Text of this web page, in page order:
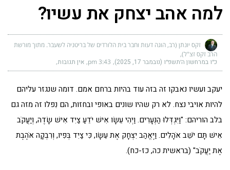
למה אהב יצחק את עשיו?
זקס יונתן (רב, הוגה דעות וחבר בית הלורדים של בריטניה לשעבר. מתוך מורשת
הרב זקס זצ"ל)
כ״ו במרחשון ה׳תשפ״ו (נובמבר 17, 2025) 3:43 pm אין תגובות
יעקב ועשיו נאבקו זה בזה עוד בהיות ברחם אמם. דומה שנגזר עליהם
להיות אויבי נצח. לא רק שהיו שונים באופי ובחזות, הם נִפלו זה מזה גם
בלב הוריהם: "וַיִּגְדְּלוּ הַנְּעָרִים. וַיְהִי עֵשָׂו אִישׁ יֹדֵעַ צַיִד אִישׁ שָׂדֶה, וְיַעֲקֹב
אִישׁ תָּם יֹשֵׁב אֹהָלִים. וַיֶּאֱהַב יִצְחָק אֶת עֵשָׂו, כִּי צַיִד בְּפִיו, וְרִבְקָה אֹהֶבֶת
אֶת יַעֲקֹב" (בראשית כה, כז-כח).